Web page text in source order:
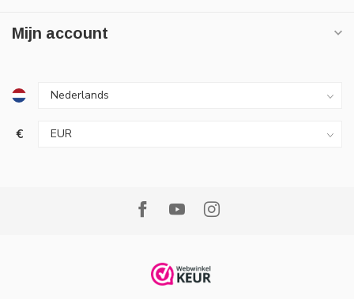
Mijn account
€